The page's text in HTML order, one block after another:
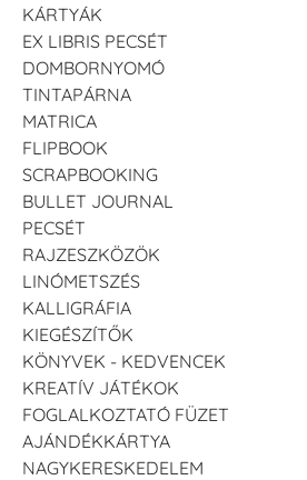
KÁRTYÁK
EX LIBRIS PECSÉT
DOMBORNYOMÓ
TINTAPÁRNA
MATRICA
FLIPBOOK
SCRAPBOOKING
BULLET JOURNAL
PECSÉT
RAJZESZKÖZÖK
LINÓMETSZÉS
KALLIGRÁFIA
KIEGÉSZÍTŐK
KÖNYVEK - KEDVENCEK
KREATÍV JÁTÉKOK
FOGLALKOZTATÓ FÜZET
AJÁNDÉKKÁRTYA
NAGYKERESKEDELEM